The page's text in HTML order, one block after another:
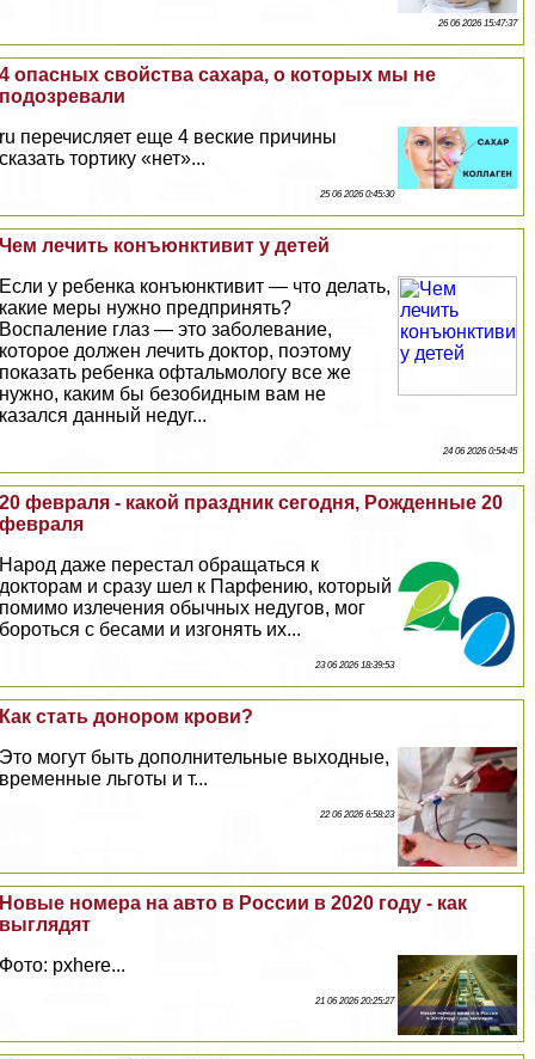
26 06 2026 15:47:37
4 опасных свойства сахара, о которых мы не
подозревали
ru перечисляет еще 4 веские причины
сказать тортику «нет»...
25 06 2026 0:45:30
Чем лечить конъюнктивит у детей
Если у ребенка конъюнктивит — что делать,
какие меры нужно предпринять?
Воспаление глаз — это заболевание,
которое должен лечить доктор, поэтому
показать ребенка офтальмологу все же
нужно, каким бы безобидным вам не
казался данный недуг...
24 06 2026 0:54:45
20 февраля - какой праздник сегодня, Рожденные 20
февраля
Народ даже перестал обращаться к
докторам и сразу шел к Парфению, который
помимо излечения обычных недугов, мог
бороться с бесами и изгонять их...
23 06 2026 18:39:53
Как стать донором крови?
Это могут быть дополнительные выходные,
временные льготы и т...
22 06 2026 6:58:23
Новые номера на авто в России в 2020 году - как
выглядят
Фото: pxhere...
21 06 2026 20:25:27